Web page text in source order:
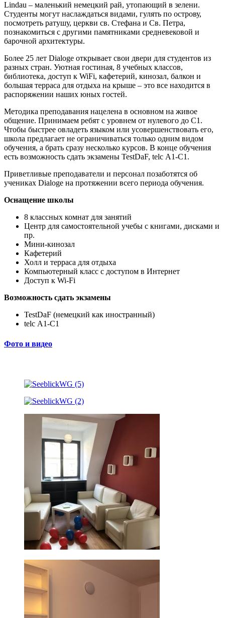
Lindau – маленький немецкий рай, утопающий в зелени.
Студенты могут наслаждаться видами, гулять по острову,
посмотреть ратушу, церкви св. Стефана и Св. Петра,
познакомиться с другими памятниками средневековой и
барочной архитектуры.
Более 25 лет Dialoge открывает свои двери для студентов из
разных стран. Уютная гостиная, 8 учебных классов,
библиотека, доступ к WiFi, кафетерий, кинозал, балкон и
большая терраса для отдыха на крыше – это все находится в
распоряжении наших юных гостей.
Методика преподавания нацелена в основном на живое
общение. Принимаем ребят с уровнем от нулевого до С1.
Чтобы быстрее овладеть языком или усовершенствовать его,
школа предлагает не ограничиваться только одним видом
обучения, а брать сразу несколько курсов. В конце обучения
есть возможность сдать экзамены TestDaF, telc А1-C1.
Приветливые преподаватели и персонал позаботятся об
учениках Dialoge на протяжении всего периода обучения.
Оснащение школы
8 классных комнат для занятий
Центр для самостоятельной учебы с книгами, дисками и
пр.
Мини-кинозал
Кафетерий
Холл и терраса для отдыха
Компьютерный класс с доступом в Интернет
Доступ к Wi-Fi
Возможность сдать экзамены
TestDaF (немецкий как иностранный)
telc А1-С1
Фото и видео